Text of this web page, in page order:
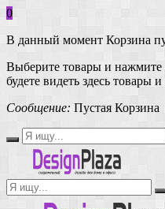
0
В данный момент Корзина
Выберите товары и
будете видеть здесь товары
Сообщение: Пустая Корзина